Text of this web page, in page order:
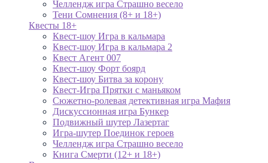
Челлендж игра Страшно весело
Тени Сомнения (8+ и 18+)
Квесты 18+
Квест-шоу Игра в кальмара
Квест-шоу Игра в кальмара 2
Квест Агент 007
Квест-шоу Форт боярд
Квест-шоу Битва за корону
Квест-Игра Прятки с маньяком
Сюжетно-ролевая детективная игра Мафия
Дискуссионная игра Бункер
Подвижный шутер Лазертаг
Игра-шутер Поединок героев
Челлендж игра Страшно весело
Книга Смерти (12+ и 18+)